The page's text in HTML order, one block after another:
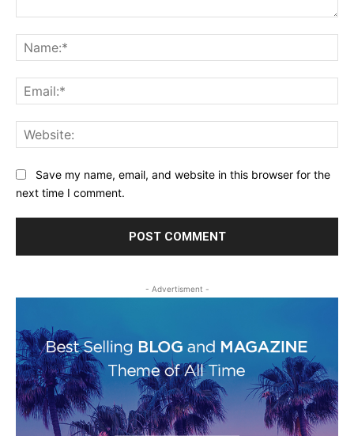
Save my name, email, and website in this browser for the
next time I comment.
- Advertisment -